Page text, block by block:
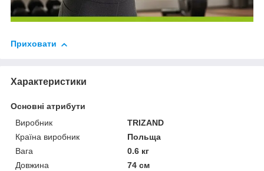
Приховати
Характеристики
Основні атрибути
Виробник
TRIZAND
Країна виробник
Польща
Вага
0.6 кг
Довжина
74 см